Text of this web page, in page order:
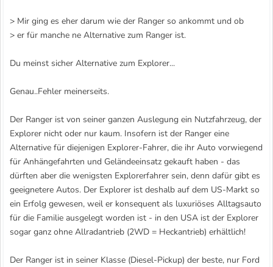
> Mir ging es eher darum wie der Ranger so ankommt und ob
> er für manche ne Alternative zum Ranger ist.
Du meinst sicher Alternative zum Explorer...
Genau..Fehler meinerseits.
Der Ranger ist von seiner ganzen Auslegung ein Nutzfahrzeug, der
Explorer nicht oder nur kaum. Insofern ist der Ranger eine
Alternative für diejenigen Explorer-Fahrer, die ihr Auto vorwiegend
für Anhängefahrten und Geländeeinsatz gekauft haben - das
dürften aber die wenigsten Explorerfahrer sein, denn dafür gibt es
geeignetere Autos. Der Explorer ist deshalb auf dem US-Markt so
ein Erfolg gewesen, weil er konsequent als luxuriöses Alltagsauto
für die Familie ausgelegt worden ist - in den USA ist der Explorer
sogar ganz ohne Allradantrieb (2WD = Heckantrieb) erhältlich!
Der Ranger ist in seiner Klasse (Diesel-Pickup) der beste, nur Ford